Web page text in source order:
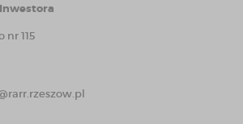
nr 115